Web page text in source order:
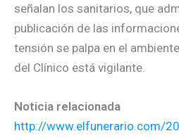
señalan los sanitarios, que
publicación de las
tensión se palpa en el
del Clínico está vigilante.
Noticia relacionada
http://www.elfunerario.com/